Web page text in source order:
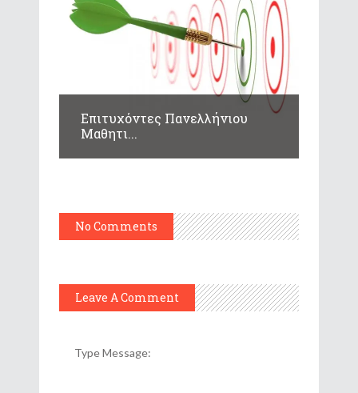
Επιτυχόντες Πανελλήνιου
Μαθητι...
No Comments
Leave A Comment